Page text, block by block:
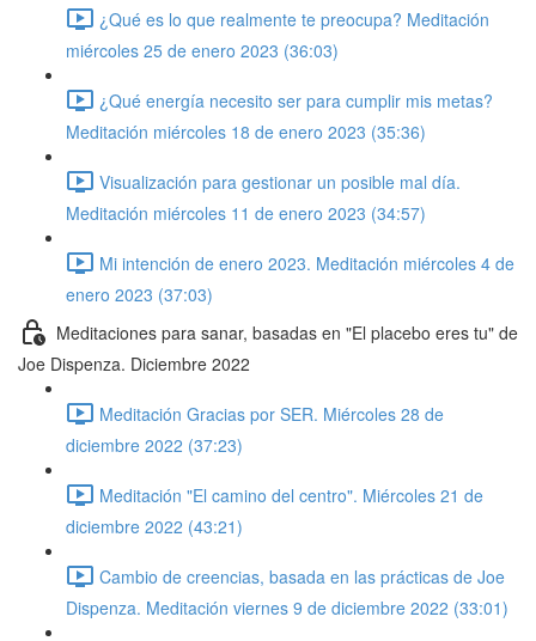
¿Qué es lo que realmente te preocupa? Meditación
miércoles 25 de enero 2023 (36:03)
¿Qué energía necesito ser para cumplir mis metas?
Meditación miércoles 18 de enero 2023 (35:36)
Visualización para gestionar un posible mal día.
Meditación miércoles 11 de enero 2023 (34:57)
Mi intención de enero 2023. Meditación miércoles 4 de
enero 2023 (37:03)
Meditaciones para sanar, basadas en "El placebo eres tu" de
Joe Dispenza. Diciembre 2022
Meditación Gracias por SER. Miércoles 28 de
diciembre 2022 (37:23)
Meditación "El camino del centro". Miércoles 21 de
diciembre 2022 (43:21)
Cambio de creencias, basada en las prácticas de Joe
Dispenza. Meditación viernes 9 de diciembre 2022 (33:01)